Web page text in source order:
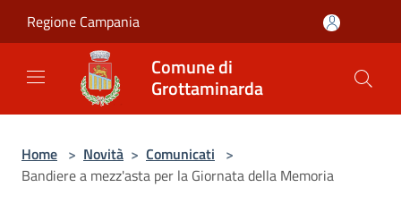
Regione Campania
Comune di
Grottaminarda
Home > Novità > Comunicati >
Bandiere a mezz'asta per la Giornata della Memoria